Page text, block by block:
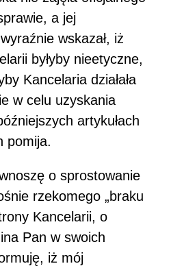
a jej
wskazał, iż
byłyby nieetyczne,
Kancelaria działała
w celu uzyskania
artykułach
pomija.
o sprostowanie
rzekomego „braku
Kancelarii, o
Pan w swoich
iż mój